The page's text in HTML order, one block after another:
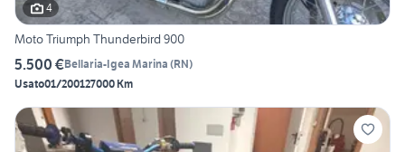
4
Moto Triumph Thunderbird 900
5.500 €Bellaria-Igea Marina (RN)
Usato01/200127000 Km